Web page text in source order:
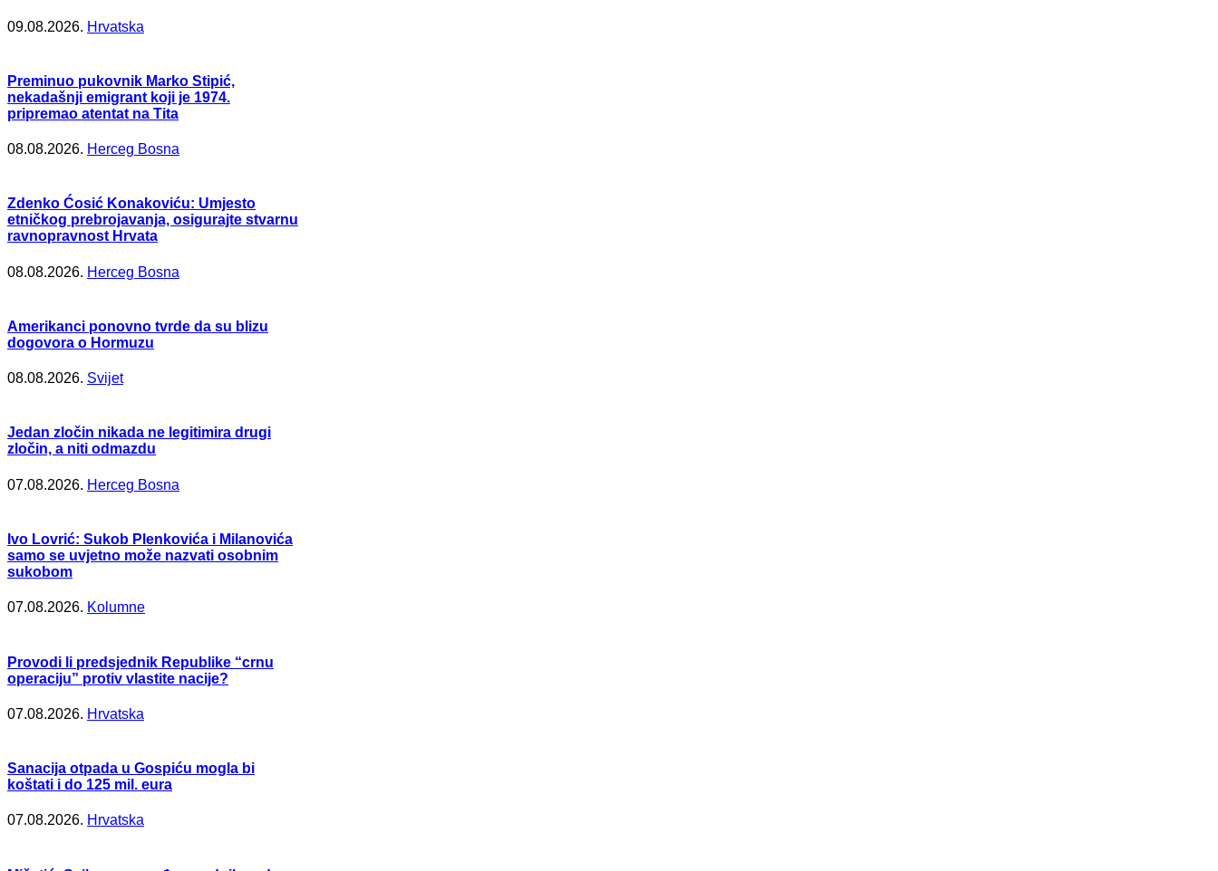
09.08.2026. Hrvatska
Preminuo pukovnik Marko Stipić,
nekadašnji emigrant koji je 1974.
pripremao atentat na Tita
08.08.2026. Herceg Bosna
Zdenko Ćosić Konakoviću: Umjesto
etničkog prebrojavanja, osigurajte stvarnu
ravnopravnost Hrvata
08.08.2026. Herceg Bosna
Amerikanci ponovno tvrde da su blizu
dogovora o Hormuzu
08.08.2026. Svijet
Jedan zločin nikada ne legitimira drugi
zločin, a niti odmazdu
07.08.2026. Herceg Bosna
Ivo Lovrić: Sukob Plenkovića i Milanovića
samo se uvjetno može nazvati osobnim
sukobom
07.08.2026. Kolumne
Provodi li predsjednik Republike “crnu
operaciju” protiv vlastite nacije?
07.08.2026. Hrvatska
Sanacija otpada u Gospiću mogla bi
koštati i do 125 mil. eura
07.08.2026. Hrvatska